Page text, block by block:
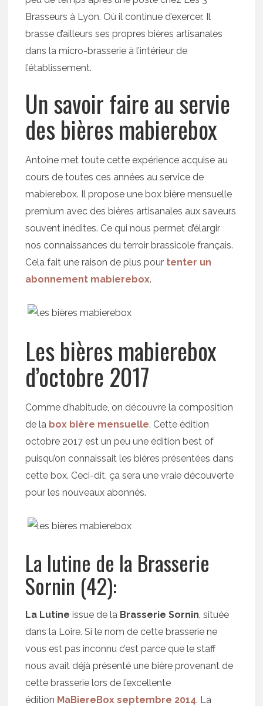
Brasseurs à Lyon. Où il continue d’exercer. Il
brasse d’ailleurs ses propres bières artisanales
dans la micro-brasserie à l’intérieur de
l’établissement.
Un savoir faire au servie
des bières mabierebox
Antoine met toute cette expérience acquise au
cours de toutes ces années au service de
mabierebox. Il propose une box bière mensuelle
premium avec des bières artisanales aux saveurs
souvent inédites. Ce qui nous permet d’élargir
nos connaissances du terroir brassicole français.
Cela fait une raison de plus pour tenter un
abonnement mabierebox.
Les bières mabierebox
d’octobre 2017
Comme d’habitude, on découvre la composition
de la box bière mensuelle. Cette édition
octobre 2017 est un peu une édition best of
puisqu’on connaissait les bières présentées dans
cette box. Ceci-dit, ça sera une vraie découverte
pour les nouveaux abonnés.
La lutine de la Brasserie
Sornin (42):
La Lutine issue de la Brasserie Sornin , située
dans la Loire. Si le nom de cette brasserie ne
vous est pas inconnu c’est parce que le staff
nous avait déjà présenté une bière provenant de
cette brasserie lors de l’excellente
édition MaBiereBox septembre 2014. La